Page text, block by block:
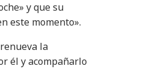
y que su
este momento».
la
él y acompañarlo